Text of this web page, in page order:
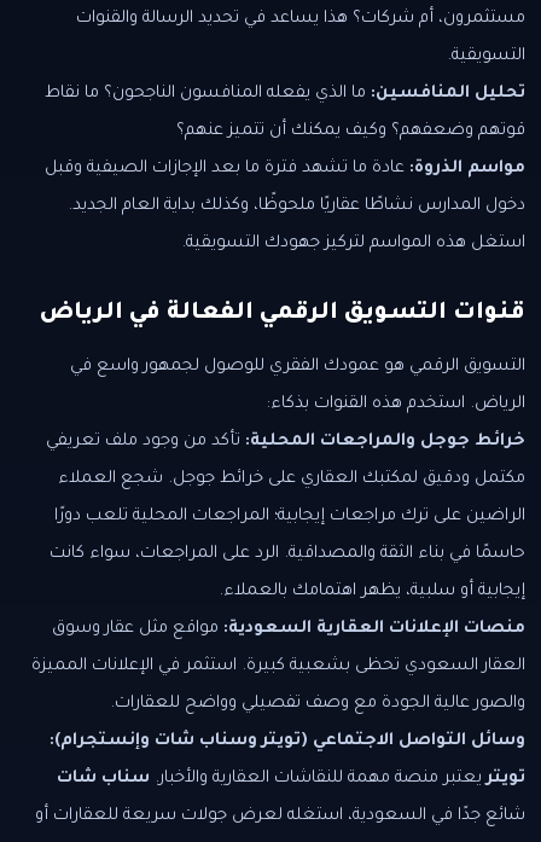
مستثمرون، أم شركات؟ هذا يساعد في تحديد الرسالة والقنوات
التسويقية.
تحليل المنافسين: ما الذي يفعله المنافسون الناجحون؟ ما نقاط
قوتهم وضعفهم؟ وكيف يمكنك أن تتميز عنهم؟
مواسم الذروة: عادة ما تشهد فترة ما بعد الإجازات الصيفية وقبل
دخول المدارس نشاطًا عقاريًا ملحوظًا، وكذلك بداية العام الجديد.
استغل هذه المواسم لتركيز جهودك التسويقية.
قنوات التسويق الرقمي الفعالة في الرياض
التسويق الرقمي هو عمودك الفقري للوصول لجمهور واسع في
الرياض. استخدم هذه القنوات بذكاء:
خرائط جوجل والمراجعات المحلية: تأكد من وجود ملف تعريفي
مكتمل ودقيق لمكتبك العقاري على خرائط جوجل. شجع العملاء
الراضين على ترك مراجعات إيجابية؛ المراجعات المحلية تلعب دورًا
حاسمًا في بناء الثقة والمصداقية. الرد على المراجعات، سواء كانت
إيجابية أو سلبية، يظهر اهتمامك بالعملاء.
منصات الإعلانات العقارية السعودية: مواقع مثل عقار وسوق
العقار السعودي تحظى بشعبية كبيرة. استثمر في الإعلانات المميزة
والصور عالية الجودة مع وصف تفصيلي وواضح للعقارات.
وسائل التواصل الاجتماعي (تويتر وسناب شات وإنستجرام):
تويتريعتبر منصة مهمة للنقاشات العقارية والأخبار. سناب شات
شائع جدًا في السعودية، استغله لعرض جولات سريعة للعقارات أو